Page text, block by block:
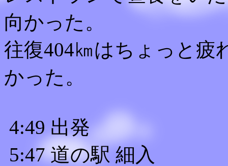
向かった。
往復404㎞はちょっと疲
かった。
4:49 出発
5:47 道の駅 細入